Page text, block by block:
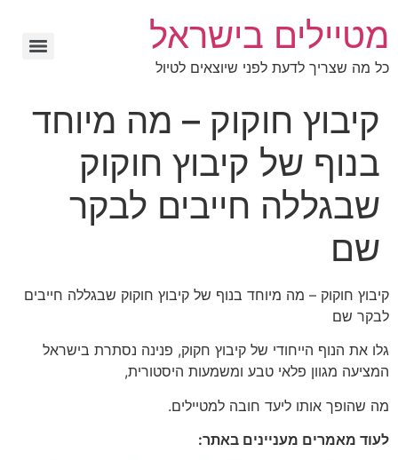
מטיילים בישראל
כל מה שצריך לדעת לפני שיוצאים לטיול
קיבוץ חוקוק – מה מיוחד
בנוף של קיבוץ חוקוק
שבגללה חייבים לבקר
שם
קיבוץ חוקוק – מה מיוחד בנוף של קיבוץ חוקוק שבגללה חייבים
לבקר שם
גלו את הנוף הייחודי של קיבוץ חקוק, פנינה נסתרת בישראל
המציעה מגוון פלאי טבע ומשמעות היסטורית,
מה שהופך אותו ליעד חובה למטיילים.
לעוד מאמרים מעניינים באתר: